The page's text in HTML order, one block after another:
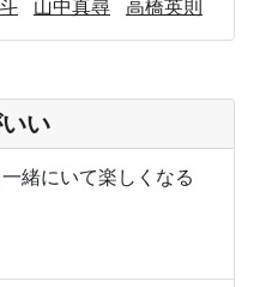
山中真尋 高橋英則
い
緒にいて楽しくなる